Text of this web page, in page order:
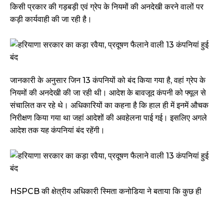
किसी प्रकार की गड़बड़ी एवं ग्रेप के नियमों की अनदेखी करने वालों पर
कड़ी कार्यवाही की जा रही है।
जानकारी के अनुसार जिन 13 कंपनियों को बंद किया गया है, वहां ग्रेप के
नियमों की अनदेखी की जा रही थी। आदेश के बावजूद कंपनी को फ्यूल से
संचालित कर रहे थे। अधिकारियों का कहना है कि हाल ही में इनमें औचक
निरीक्षण किया गया था जहां आदेशों की अवहेलना पाई गई। इसलिए अगले
आदेश तक यह कंपनियां बंद रहेंगी।
HSPCB की क्षेत्रीय अधिकारी स्मिता कनोडिया ने बताया कि कुछ ही